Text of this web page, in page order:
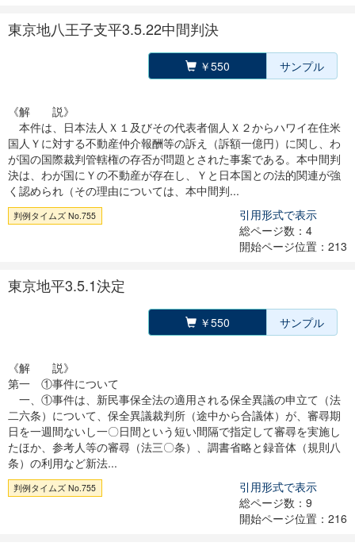
東京地八王子支平3.5.22中間判決
￥550 サンプル
《解 説》
本件は、日本法人Ｘ１及びその代表者個人Ｘ２からハワイ在住米
国人Ｙに対する不動産仲介報酬等の訴え（訴額一億円）に関し、わ
が国の国際裁判管轄権の存否が問題とされた事案である。本中間判
決は、わが国にＹの不動産が存在し、Ｙと日本国との法的関連が強
く認められ（その理由については、本中間判...
判例タイムズ No.755
引用形式で表示
総ページ数：4
開始ページ位置：213
東京地平3.5.1決定
￥550 サンプル
《解 説》
第一 ①事件について
一、①事件は、新民事保全法の適用される保全異議の申立て（法
二六条）について、保全異議裁判所（途中から合議体）が、審尋期
日を一週間ないし一〇日間という短い間隔で指定して審尋を実施し
たほか、参考人等の審尋（法三〇条）、調書省略と録音体（規則八
条）の利用など新法...
判例タイムズ No.755
引用形式で表示
総ページ数：9
開始ページ位置：216